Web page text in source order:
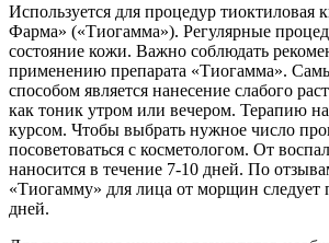
Используется для процедур тиоктиловая
Фарма» («Тиогамма»). Регулярные
состояние кожи. Важно соблюдать
применению препарата «Тиогамма».
способом является нанесение слабого
как тоник утром или вечером. Терапию
курсом. Чтобы выбрать нужное число
посоветоваться с косметологом. От
наносится в течение 7-10 дней. По
«Тиогамму» для лица от морщин следует
дней.